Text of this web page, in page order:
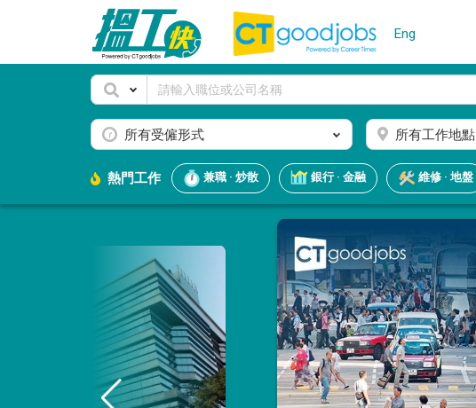
Eng
所有受僱形式 所有工作地點
熱門工作 兼職 · 炒散 銀行 · 金融 維修 · 地盤